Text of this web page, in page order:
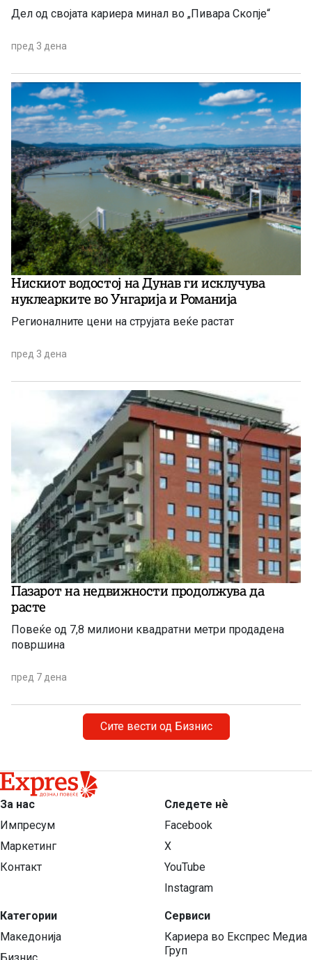
Дел од својата кариера минал во „Пивара Скопје“
пред 3 дена
Нискиот водостој на Дунав ги исклучува
нуклеарките во Унгарија и Романија
Регионалните цени на струјата веќе растат
пред 3 дена
Пазарот на недвижности продолжува да
расте
Повеќе од 7,8 милиони квадратни метри продадена
површина
пред 7 дена
Сите вести од Бизнис
За нас
Импресум
Маркетинг
Контакт
Категории
Македонија
Следете нѐ
Facebook
X
YouTube
Instagram
Сервиси
Кариера во Експрес Медиа
Груп